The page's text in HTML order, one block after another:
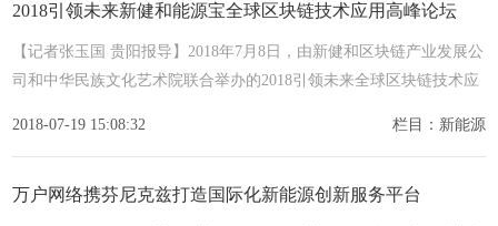
2018引领未来新健和能源宝全球区块链技术应用高峰论坛
【记者张玉国 贵阳报导】2018年7月8日，由新健和区块链产业发展公
司和中华民族文化艺术院联合举办的2018引领未来全球区块链技术应
2018-07-19 15:08:32
栏目：新能源
万户网络携芬尼克兹打造国际化新能源创新服务平台